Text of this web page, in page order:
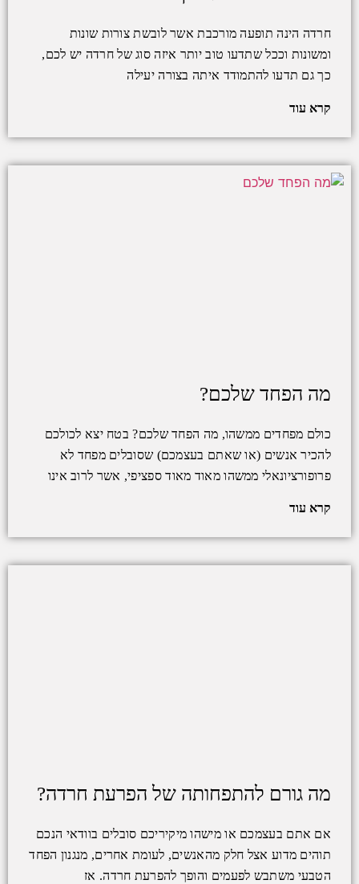
חרדה הינה תופעה מורכבת אשר לובשת צורות שונות
ומשונות וככל שתדעו טוב יותר איזה סוג של חרדה יש לכם,
כך גם תדעו להתמודד איתה בצורה יעילה
קרא עוד
מה הפחד שלכם?
כולם מפחדים ממשהו, מה הפחד שלכם? בטח יצא לכולכם
להכיר אנשים (או שאתם בעצמכם) שסובלים מפחד לא
פרופורציונאלי ממשהו מאוד מאוד ספציפי, אשר לרוב אינו
קרא עוד
מה גורם להתפחותה של הפרעת חרדה?
אם אתם בעצמכם או מישהו מיקיריכם סובלים בוודאי הנכם
תוהים מדוע אצל חלק מהאנשים, לעומת אחרים, מנגנון הפחד
הטבעי משתבש לפעמים והופך להפרעת חרדה. אז